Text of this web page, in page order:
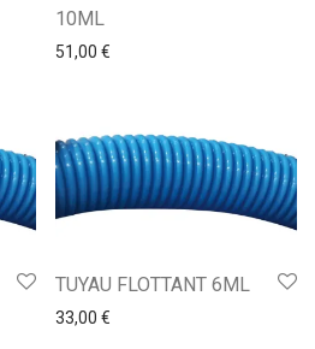
10ML
51,00 €
TUYAU FLOTTANT 6ML
33,00 €